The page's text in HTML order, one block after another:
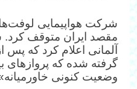
شرکت هواپیمایی
مقصد ایران متوقف
آلمانی اعلام کرد که پس
گرفته شده که پروازهای
وضعیت کنونی